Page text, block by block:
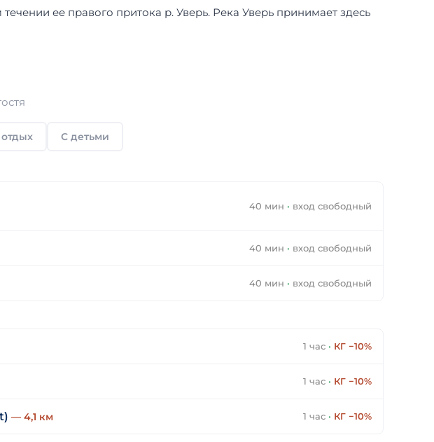
ее правого притока р. Уверь. Река Уверь принимает здесь
С детьми
40 мин · вход свободный
40 мин · вход свободный
40 мин · вход свободный
1 час · КГ −10%
1 час · КГ −10%
— 4,1 км 1 час · КГ −10%